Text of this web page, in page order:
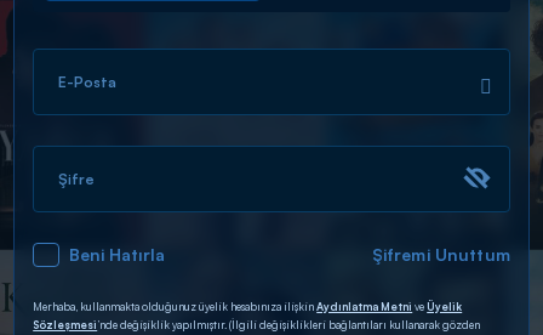
ARAMA SONUÇLARI
DİĞER SONUÇLAR
E-Posta
Şifre
Beni Hatırla Şifremi Unuttum
Merhaba, kullanmakta olduğunuz üyelik hesabınıza ilişkinAydınlatma Metni veÜyelik
Sözleşmesi’nde değişiklik yapılmıştır. (İlgili değişiklikleri bağlantıları kullanarak gözden